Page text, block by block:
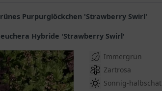
Grünes Purpurglöckchen 'Strawberry Swirl'
Heuchera Hybride 'Strawberry Swirl'
Immergrün
Zartrosa
Sonnig-